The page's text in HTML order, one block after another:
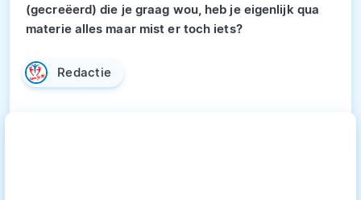
(gecreëerd) die je graag wou, heb je eigenlijk qua
materie alles maar mist er toch iets?
Redactie